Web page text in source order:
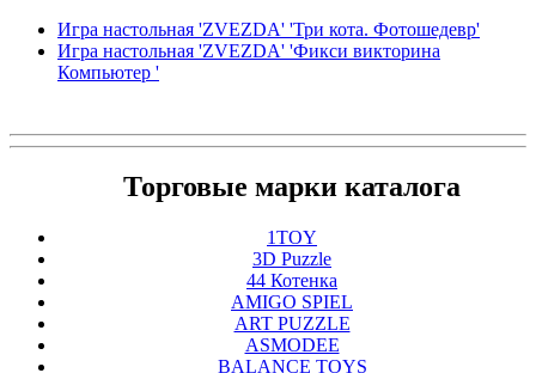
Игра настольная 'ZVEZDA' 'Три кота. Фотошедевр'
Игра настольная 'ZVEZDA' 'Фикси викторина
Компьютер '
Торговые марки каталога
1TOY
3D Puzzle
44 Котенка
AMIGO SPIEL
ART PUZZLE
ASMODEE
BALANCE TOYS